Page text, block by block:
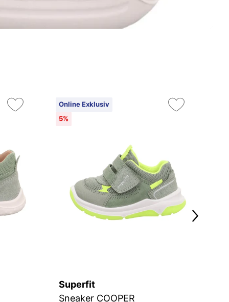
Online Exklusiv
5%
Superfit
Sneaker COOPER